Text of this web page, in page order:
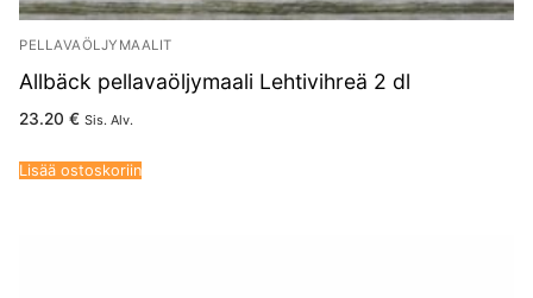
PELLAVAÖLJYMAALIT
Allbäck pellavaöljymaali Lehtivihreä 2 dl
23.20 € Sis. Alv.
Lisää ostoskoriin